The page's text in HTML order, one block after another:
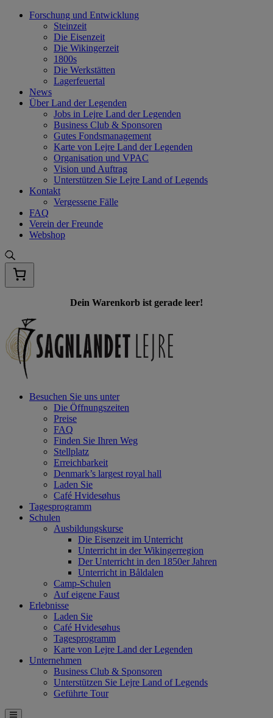
Skip
Forschung und Entwicklung
Steinzeit
Die Eisenzeit
Die Wikingerzeit
1800s
Die Werkstätten
Lagerfeuertal
News
Über Land der Legenden
Jobs in Lejre Land der Legenden
Business Club & Sponsoren
Gutes Fondsmanagement
Karte von Lejre Land der Legenden
Organisation und VPAC
Vision und Auftrag
Unterstützen Sie Lejre Land of Legends
Kontakt
Vergessene Fälle
FAQ
Verein der Freunde
Webshop
Dein Warenkorb ist gerade leer!
Besuchen Sie uns unter
Die Öffnungszeiten
Preise
FAQ
Finden Sie Ihren Weg
Stellplatz
Erreichbarkeit
Denmark’s largest royal hall
Laden Sie
Café Hvidesøhus
Tagesprogramm
Schulen
Ausbildungskurse
Die Eisenzeit im Unterricht
Unterricht in der Wikingerregion
Der Unterricht in den 1850er Jahren
Unterricht in Båldalen
Camp-Schulen
Auf eigene Faust
Erlebnisse
Laden Sie
Café Hvidesøhus
Tagesprogramm
Karte von Lejre Land der Legenden
Unternehmen
Business Club & Sponsoren
Unterstützen Sie Lejre Land of Legends
Geführte Tour